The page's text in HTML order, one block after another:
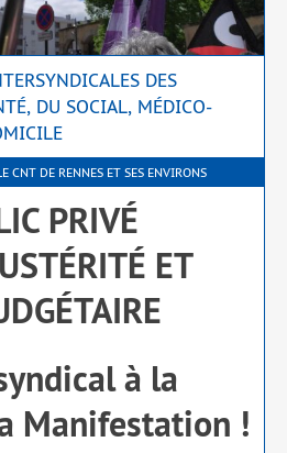
DES
DU SOCIAL, MÉDICO-
DE RENNES ET SES ENVIRONS
PRIVÉ
ET
à la
Manifestation !